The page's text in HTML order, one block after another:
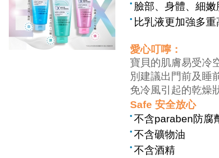
臉部、身體、細
比乳液更加強多
愛心叮嚀：
寶貝的肌膚易受冷
別建議出門前及睡
免冷風引起的乾燥
Safe 安全放心
不含paraben防腐
不含礦物油
不含酒精